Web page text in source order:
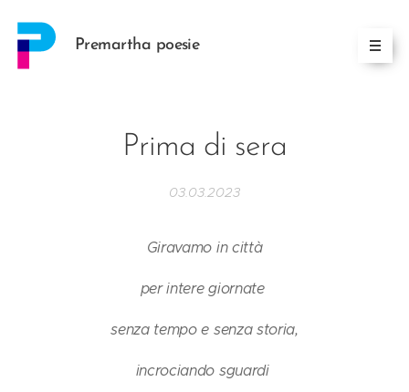
Premartha poesie
Prima di sera
03.03.2023
Giravamo in città
per intere giornate
senza tempo e senza storia,
incrociando sguardi